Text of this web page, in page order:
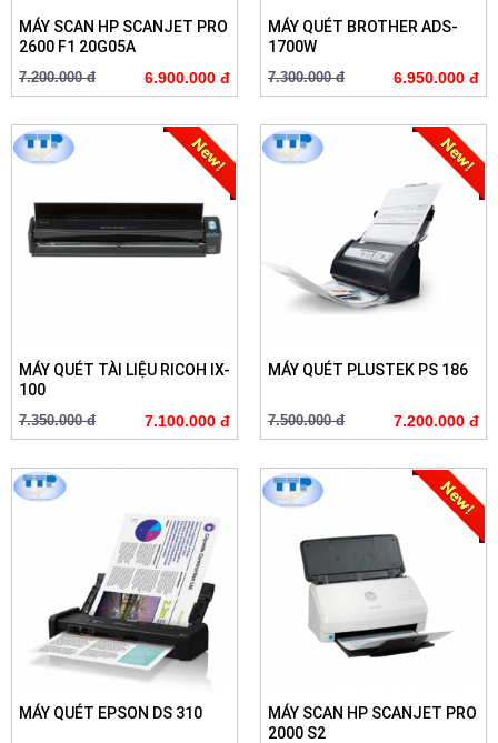
MÁY SCAN HP SCANJET PRO
2600 F1 20G05A
7.200.000 đ 6.900.000 đ
MÁY QUÉT BROTHER ADS-
1700W
7.300.000 đ 6.950.000 đ
MÁY QUÉT TÀI LIỆU RICOH IX-
100
7.350.000 đ 7.100.000 đ
MÁY QUÉT PLUSTEK PS 186
7.500.000 đ 7.200.000 đ
MÁY QUÉT EPSON DS 310
MÁY SCAN HP SCANJET PRO
2000 S2